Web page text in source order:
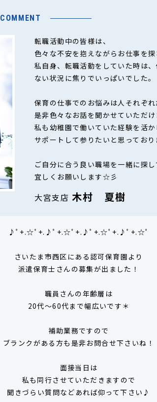
COMMENT
転職活動中の皆様は、
色々な不安を抱えながらお仕事を探
私自身、転職活動をしていた時は
ない状況に焦りでいっぱいでした。
保育の仕事でのお悩みは人それぞれ
是非色々なお話を聞かせていただけ
私も幼稚園で働いていた経験を活
サポートして参りたいと思っており
ご自分に合う良い職場を一緒に探
宜しくお願いします☆彡
大宮支店 木村 夏樹
♪ﾟ+.☆ﾟ+.♪ﾟ+.☆ﾟ+.♪ﾟ+.☆ﾟ+.♪ﾟ+.☆ﾟ
さいたま市西区にある認可保育園より
派遣保育士さんの募集が出ました！
職員さんの年齢層は
20代～60代まで幅広いです＊
補助業務ですので
ブランクがある方も是非お問合せ下さいね！
面接当日は
私も同行させていただきますので
聞きづらい質問などあれば仰って下さい♪